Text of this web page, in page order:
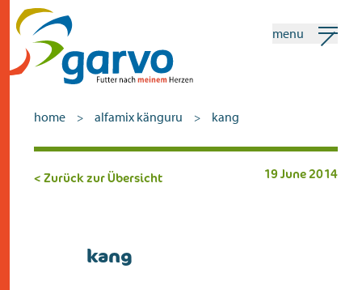
sortiment
menu
home > alfamix känguru > kang
< Zurück zur Übersicht 19 June 2014
kang